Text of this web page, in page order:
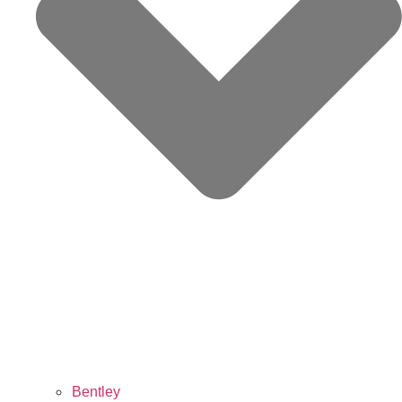
Bentley